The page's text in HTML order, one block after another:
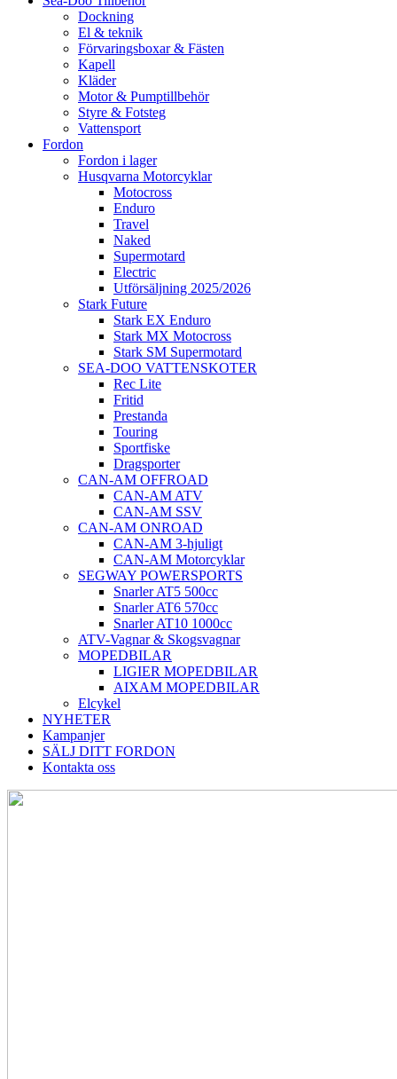
Dockning
El & teknik
Förvaringsboxar & Fästen
Kapell
Kläder
Motor & Pumptillbehör
Styre & Fotsteg
Vattensport
Fordon
Fordon i lager
Husqvarna Motorcyklar
Motocross
Enduro
Travel
Naked
Supermotard
Electric
Utförsäljning 2025/2026
Stark Future
Stark EX Enduro
Stark MX Motocross
Stark SM Supermotard
SEA-DOO VATTENSKOTER
Rec Lite
Fritid
Prestanda
Touring
Sportfiske
Dragsporter
CAN-AM OFFROAD
CAN-AM ATV
CAN-AM SSV
CAN-AM ONROAD
CAN-AM 3-hjuligt
CAN-AM Motorcyklar
SEGWAY POWERSPORTS
Snarler AT5 500cc
Snarler AT6 570cc
Snarler AT10 1000cc
ATV-Vagnar & Skogsvagnar
MOPEDBILAR
LIGIER MOPEDBILAR
AIXAM MOPEDBILAR
Elcykel
NYHETER
Kampanjer
SÄLJ DITT FORDON
Kontakta oss